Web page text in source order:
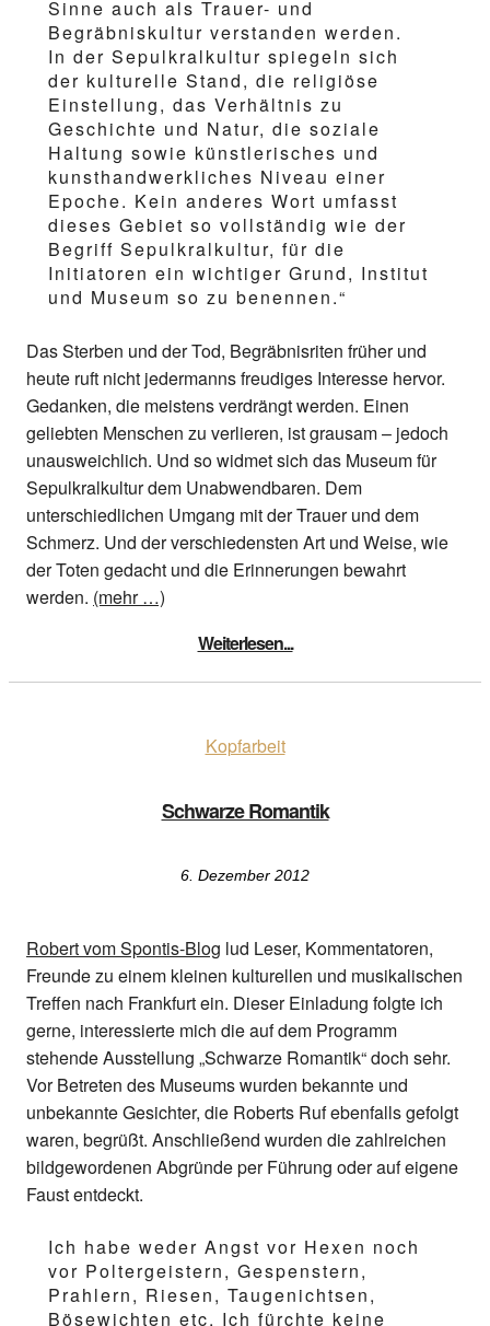
Sinne auch als Trauer- und
Begräbniskultur verstanden werden.
In der Sepulkralkultur spiegeln sich
der kulturelle Stand, die religiöse
Einstellung, das Verhältnis zu
Geschichte und Natur, die soziale
Haltung sowie künstlerisches und
kunsthandwerkliches Niveau einer
Epoche. Kein anderes Wort umfasst
dieses Gebiet so vollständig wie der
Begriff Sepulkralkultur, für die
Initiatoren ein wichtiger Grund, Institut
und Museum so zu benennen.“
Das Sterben und der Tod, Begräbnisriten früher und
heute ruft nicht jedermanns freudiges Interesse hervor.
Gedanken, die meistens verdrängt werden. Einen
geliebten Menschen zu verlieren, ist grausam – jedoch
unausweichlich. Und so widmet sich das Museum für
Sepulkralkultur dem Unabwendbaren. Dem
unterschiedlichen Umgang mit der Trauer und dem
Schmerz. Und der verschiedensten Art und Weise, wie
der Toten gedacht und die Erinnerungen bewahrt
werden. (mehr …)
Weiterlesen...
Kopfarbeit
Schwarze Romantik
6. Dezember 2012
Robert vom Spontis-Blog lud Leser, Kommentatoren,
Freunde zu einem kleinen kulturellen und musikalischen
Treffen nach Frankfurt ein. Dieser Einladung folgte ich
gerne, interessierte mich die auf dem Programm
stehende Ausstellung „Schwarze Romantik“ doch sehr.
Vor Betreten des Museums wurden bekannte und
unbekannte Gesichter, die Roberts Ruf ebenfalls gefolgt
waren, begrüßt. Anschließend wurden die zahlreichen
bildgewordenen Abgründe per Führung oder auf eigene
Faust entdeckt.
Ich habe weder Angst vor Hexen noch
vor Poltergeistern, Gespenstern,
Prahlern, Riesen, Taugenichtsen,
Bösewichten etc. Ich fürchte keine